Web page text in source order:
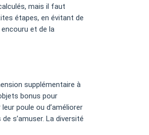
mais il faut
étapes, en évitant de
et de la
supplémentaire à
bonus pour
poule ou d’améliorer
s’amuser. La diversité